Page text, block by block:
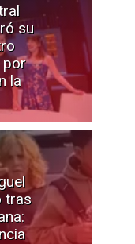
su
por
la
tras